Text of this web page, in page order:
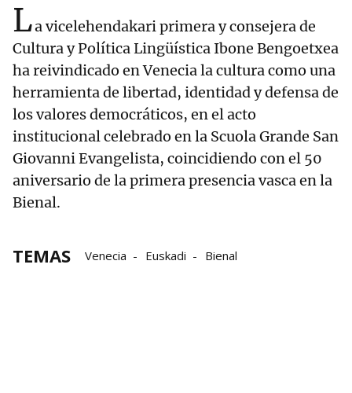
La vicelehendakari primera y consejera de
Cultura y Política Lingüística Ibone Bengoetxea
ha reivindicado en Venecia la cultura como una
herramienta de libertad, identidad y defensa de
los valores democráticos, en el acto
institucional celebrado en la Scuola Grande San
Giovanni Evangelista, coincidiendo con el 50
aniversario de la primera presencia vasca en la
Bienal.
TEMAS Venecia Euskadi Bienal